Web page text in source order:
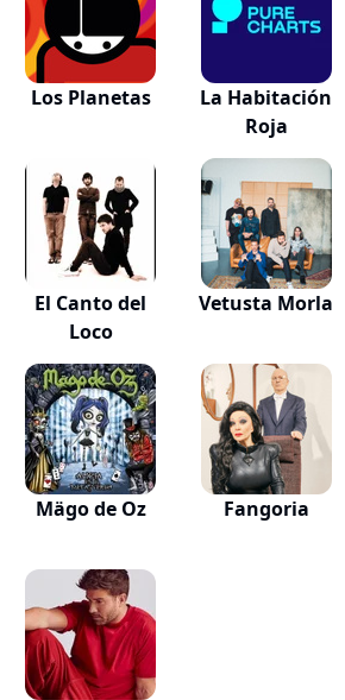
Los Planetas
La Habitación
Roja
El Canto del
Loco
Vetusta Morla
Mägo de Oz Fangoria